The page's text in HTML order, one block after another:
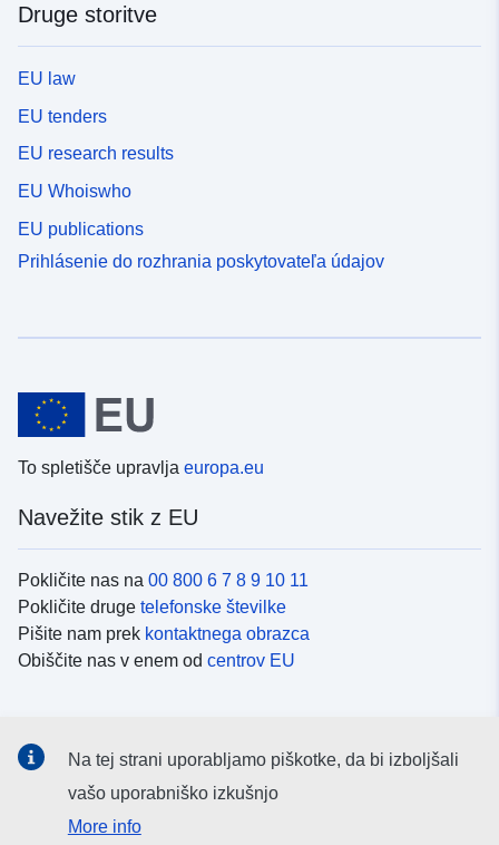
Druge storitve
EU law
EU tenders
EU research results
EU Whoiswho
EU publications
Prihlásenie do rozhrania poskytovateľa údajov
To spletišče upravlja europa.eu
Navežite stik z EU
Pokličite nas na 00 800 6 7 8 9 10 11
Pokličite druge telefonske številke
Pišite nam prek kontaktnega obrazca
Obiščite nas v enem od centrov EU
Iskanje podružbenih medijih EU
Na tej strani uporabljamo piškotke, da bi izboljšali
vašo uporabniško izkušnjo
More info